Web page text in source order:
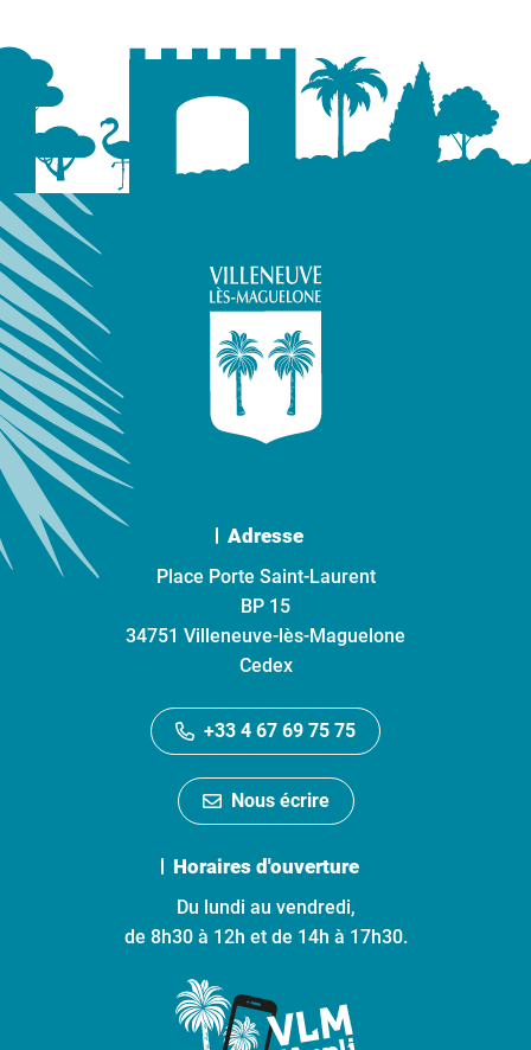
Adresse
Place Porte Saint-Laurent
BP 15
34751 Villeneuve-lès-Maguelone
Cedex
+33 4 67 69 75 75
Nous écrire
Horaires d'ouverture
Du lundi au vendredi,
de 8h30 à 12h et de 14h à 17h30.